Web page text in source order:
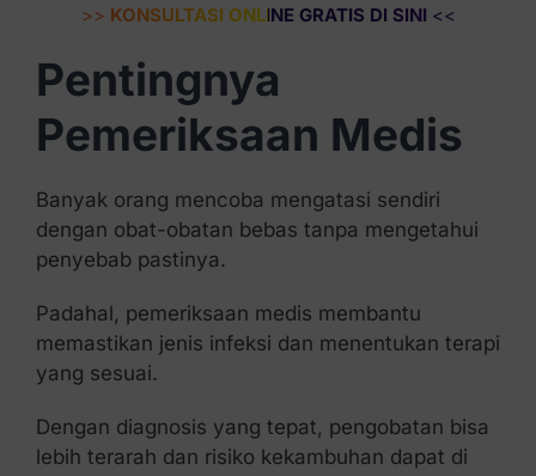
>> KONSULTASI ONLINE GRATIS DI SINI <<
Pentingnya
Pemeriksaan Medis
Banyak orang mencoba mengatasi sendiri
dengan obat-obatan bebas tanpa mengetahui
penyebab pastinya.
Padahal, pemeriksaan medis membantu
memastikan jenis infeksi dan menentukan terapi
yang sesuai.
Dengan diagnosis yang tepat, pengobatan bisa
lebih terarah dan risiko kekambuhan dapat di